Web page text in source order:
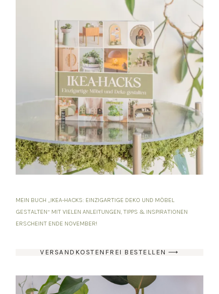
MEIN BUCH „IKEA-HACKS: EINZIGARTIGE DEKO UND MÖBEL
GESTALTEN“ MIT VIELEN ANLEITUNGEN, TIPPS & INSPIRATIONEN
ERSCHEINT ENDE NOVEMBER!
VERSANDKOSTENFREI BESTELLEN ⟶